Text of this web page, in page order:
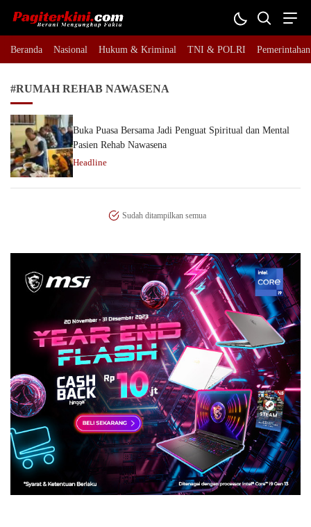
Pagiterkini.com
Berani Mengungkap Fakta
Beranda Nasional Hukum & Kriminal TNI & POLRI Pemerintahan
#RUMAH REHAB NAWASENA
Buka Puasa Bersama Jadi Penguat Spiritual dan Mental
Pasien Rehab Nawasena
Headline
Sudah ditampilkan semua